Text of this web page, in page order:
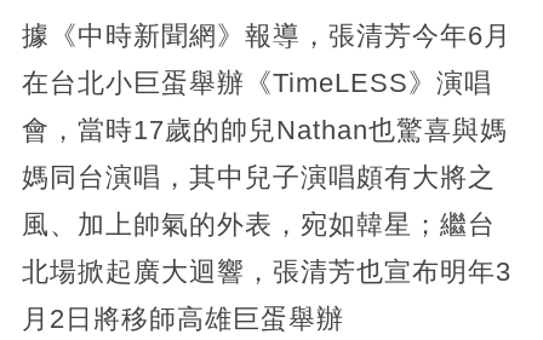
據《中時新聞網》報導，張清芳今年6月
在台北小巨蛋舉辦《TimeLESS》演唱
會，當時17歲的帥兒Nathan也驚喜與媽
媽同台演唱，其中兒子演唱頗有大將之
風、加上帥氣的外表，宛如韓星；繼台
北場掀起廣大迴響，張清芳也宣布明年3
月2日將移師高雄巨蛋舉辦